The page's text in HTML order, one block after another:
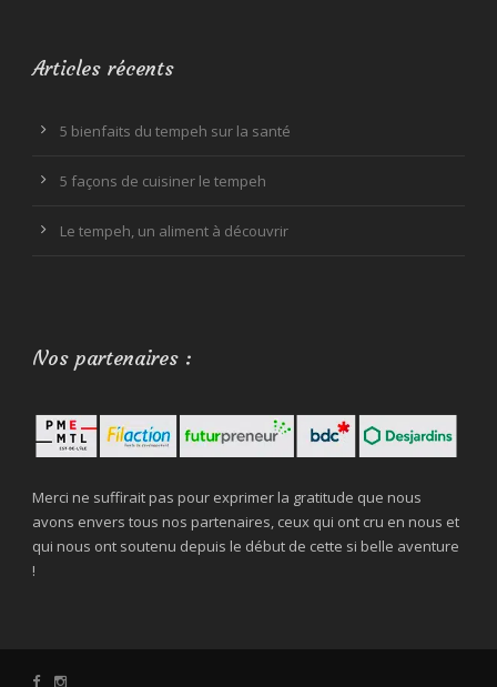
Articles récents
5 bienfaits du tempeh sur la santé
5 façons de cuisiner le tempeh
Le tempeh, un aliment à découvrir
Nos partenaires :
Merci ne suffirait pas pour exprimer la gratitude que nous
avons envers tous nos partenaires, ceux qui ont cru en nous et
qui nous ont soutenu depuis le début de cette si belle aventure
!